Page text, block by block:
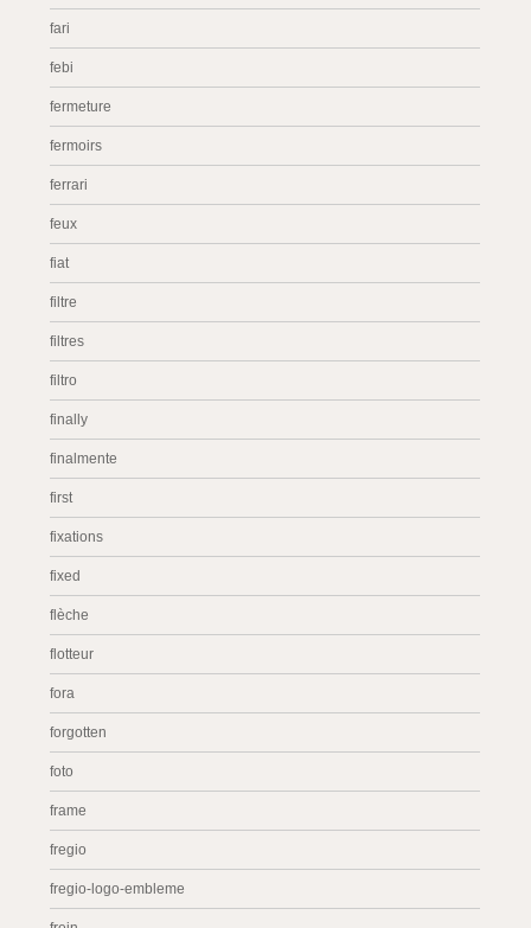
fari
febi
fermeture
fermoirs
ferrari
feux
fiat
filtre
filtres
filtro
finally
finalmente
first
fixations
fixed
flèche
flotteur
fora
forgotten
foto
frame
fregio
fregio-logo-embleme